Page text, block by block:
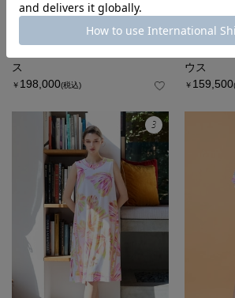
LEONARD FASHION
ス
￥ 198,000(税込)
LEONARD
ウス
￥ 159,500